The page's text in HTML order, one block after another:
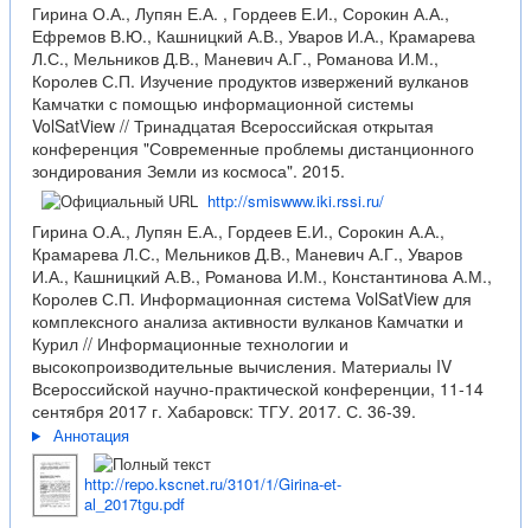
Гирина О.А., Лупян Е.А. , Гордеев Е.И., Сорокин А.А.,
Ефремов В.Ю., Кашницкий А.В., Уваров И.А., Крамарева
Л.С., Мельников Д.В., Маневич А.Г., Романова И.М.,
Королев С.П. Изучение продуктов извержений вулканов
Камчатки с помощью информационной системы
VolSatView // Тринадцатая Всероссийская открытая
конференция "Современные проблемы дистанционного
зондирования Земли из космоса". 2015.
http://smiswww.iki.rssi.ru/
Гирина О.А., Лупян Е.А., Гордеев Е.И., Сорокин А.А.,
Крамарева Л.С., Мельников Д.В., Маневич А.Г., Уваров
И.А., Кашницкий А.В., Романова И.М., Константинова А.М.,
Королев С.П. Информационная система VolSatView для
комплексного анализа активности вулканов Камчатки и
Курил // Информационные технологии и
высокопроизводительные вычисления. Материалы IV
Всероссийской научно-практической конференции, 11-14
сентября 2017 г. Хабаровск: ТГУ. 2017. С. 36-39.
Аннотация
http://repo.kscnet.ru/3101/1/Girina-et-
al_2017tgu.pdf